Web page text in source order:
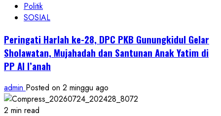
Politik
SOSIAL
Peringati Harlah ke-28, DPC PKB Gunungkidul Gelar
Sholawatan, Mujahadah dan Santunan Anak Yatim di
PP Al I’anah
admin Posted on 2 minggu ago
2 min read